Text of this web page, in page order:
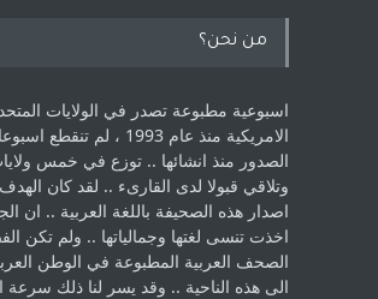
من نحن؟
اسبوعية مطبوعة تصدر في الولايات
الامريكية منذ عام 1993 ، لم
الصدور منذ انشائها .. توزع في خمس
‏وتلاقي قبولا لدى القارىء ..‏ لقد كان
اصدار هذه الصحيفة باللغة العربية .. ان
اخذت ‏تنسى لغتها وجمالياتها .. ولم تكن
الصحف العربية المطبوعة في الوطن
الى هذه الناحية .. وقد يسر لنا ذلك سرعة